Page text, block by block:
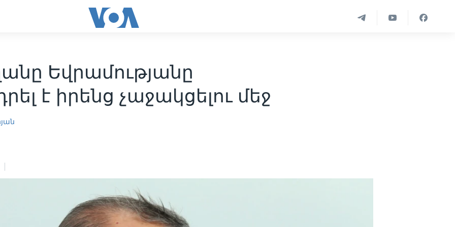
Եվրամությանը
է իրենց չաջակցելու մեջ